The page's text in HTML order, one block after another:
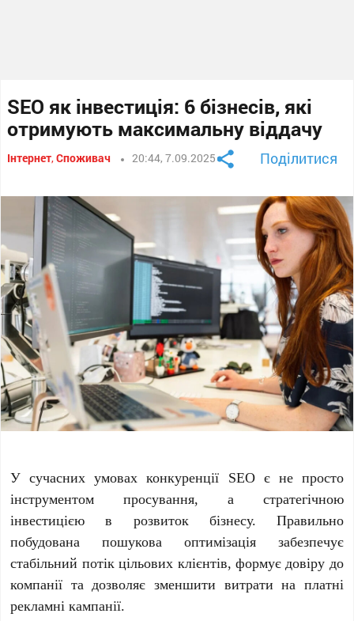
SEO як інвестиція: 6 бізнесів, які
отримують максимальну віддачу
Інтернет,Споживач 20:44, 7.09.2025 Поділитися
У сучасних умовах конкуренції SEO є не просто
інструментом просування, а стратегічною
інвестицією в розвиток бізнесу. Правильно
побудована пошукова оптимізація забезпечує
стабільний потік цільових клієнтів, формує довіру до
компанії та дозволяє зменшити витрати на платні
рекламні кампанії.